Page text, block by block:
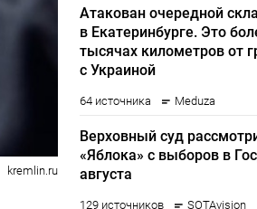
kremlin.ru